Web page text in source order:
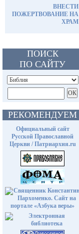
ВНЕСТИ
ПОЖЕРТВОВАНИЕ НА
ХРАМ
ПОИСК
ПО САЙТУ
РЕКОМЕНДУЕМ
Официальный сайт
Русской Православной
Церкви / Патриархия.ru